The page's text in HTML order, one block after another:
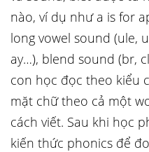
nào, ví dụ như a is for
long vowel sound (ule,
ay…), blend sound (br,
con học đọc theo kiểu
mặt chữ theo cả một
cách viết. Sau khi học
kiến thức phonics để